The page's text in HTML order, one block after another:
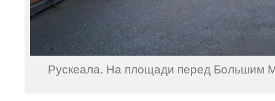
Рускеала. На площади перед Большим